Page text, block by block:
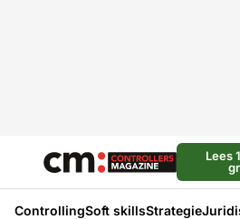
Lees
ControllingSoft skillsStrategie